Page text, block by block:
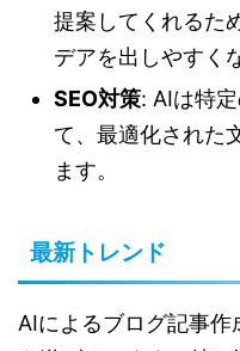
提案してくれるた
デアを出しやすく
SEO対策: AIは特
て、最適化された
ます。
最新トレンド
AIによるブログ記事